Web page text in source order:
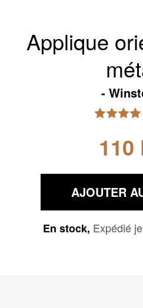
Applique
110
AJOUTER
En stock, Expédié